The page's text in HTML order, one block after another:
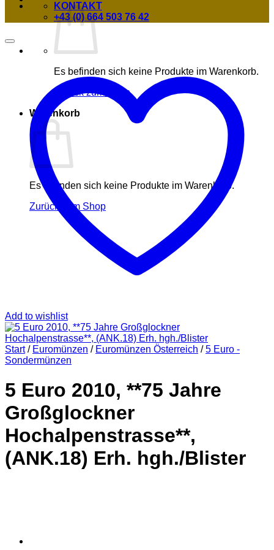
Es befinden sich keine Produkte im Warenkorb.
Zurück zum Shop
Warenkorb
Es befinden sich keine Produkte im Warenkorb.
Zurück zum Shop
KONTAKT
+43 (0) 664 503 76 42
Add to wishlist
Start / Euromünzen / Euromünzen Österreich / 5 Euro -
Sondermünzen
5 Euro 2010, **75 Jahre
Großglockner
Hochalpenstrasse**,
(ANK.18) Erh. hgh./Blister